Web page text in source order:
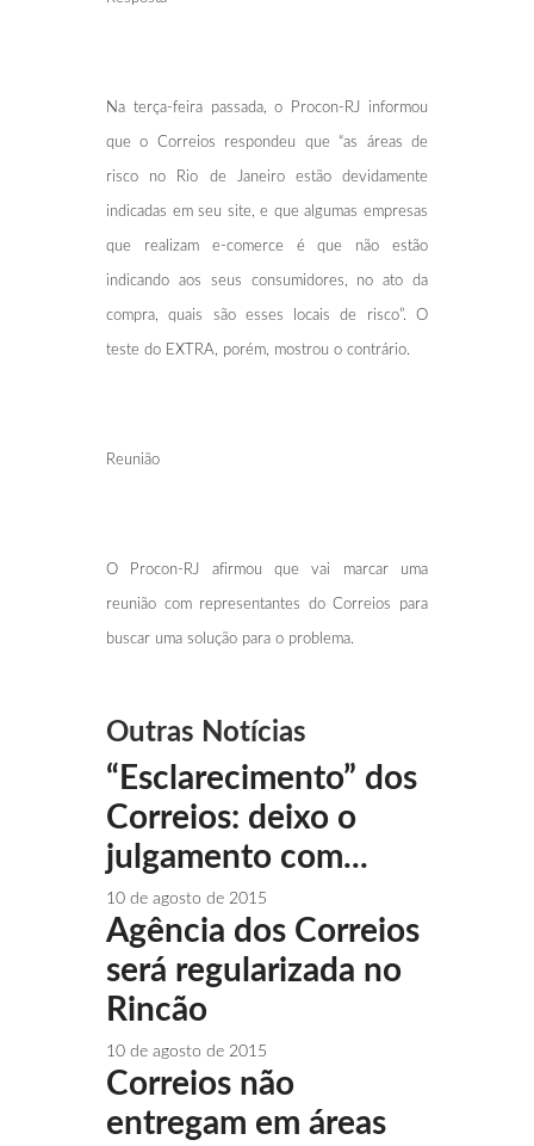
Na terça-feira passada, o Procon-RJ informou
que o Correios respondeu que “as áreas de
risco no Rio de Janeiro estão devidamente
indicadas em seu site, e que algumas empresas
que realizam e-comerce é que não estão
indicando aos seus consumidores, no ato da
compra, quais são esses locais de risco”. O
teste do EXTRA, porém, mostrou o contrário.
Reunião
O Procon-RJ afirmou que vai marcar uma
reunião com representantes do Correios para
buscar uma solução para o problema.
Outras Notícias
“Esclarecimento” dos
Correios: deixo o
julgamento com...
10 de agosto de 2015
Agência dos Correios
será regularizada no
Rincão
10 de agosto de 2015
Correios não
entregam em áreas